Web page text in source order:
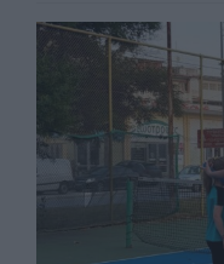
c
o
o
st
o
d
o
n
l